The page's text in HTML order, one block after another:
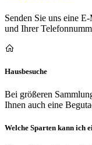
Senden Sie uns eine
und Ihrer
Hausbesuche
Bei größeren
Ihnen auch eine
Welche Sparten kann ich